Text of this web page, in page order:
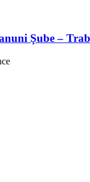
Şube –